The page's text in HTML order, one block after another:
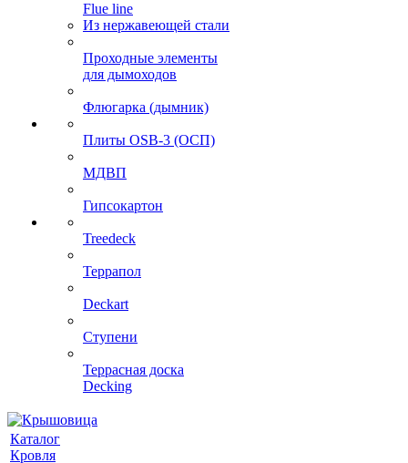
Flue line
Из нержавеющей стали
Проходные элементы
для дымоходов
Флюгарка (дымник)
Плиты OSB-3 (ОСП)
МДВП
Гипсокартон
Treedeck
Террапол
Deckart
Ступени
Террасная доска
Decking
Каталог
Кровля